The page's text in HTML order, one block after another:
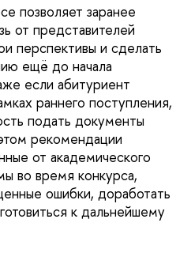
позволяет заранее
от представителей
перспективы и сделать
ещё до начала
если абитуриент
раннего поступления,
подать документы
рекомендации
от академического
во время конкурса,
ошибки, доработать
к дальнейшему